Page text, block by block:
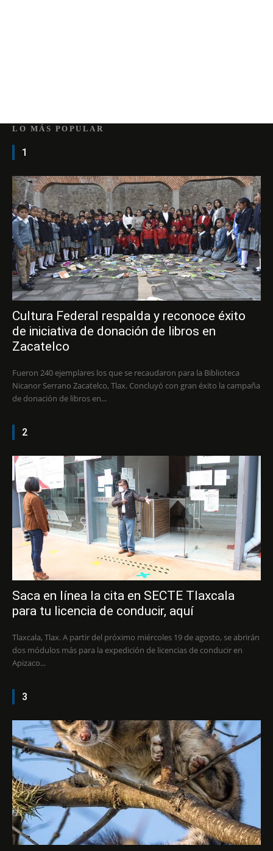
LO MÁS POPULAR
1
Cultura Federal respalda y reconoce éxito
de iniciativa de donación de libros en
Zacatelco
Fueron 240 ejemplares los que se recaudaron para la Biblioteca
Nicanor Serrano Zacatelco, Tlax. Concluyó con gran éxito la campaña
de donación de libros en...
2
Saca en línea la cita en SECTE Tlaxcala
para tu licencia de conducir, aquí
Tlaxcala, Tlax. A partir del próximo miércoles 19 de agosto, se abrirán
dos módulos más para la expedición de licencias de conducir en
Apizaco...
3